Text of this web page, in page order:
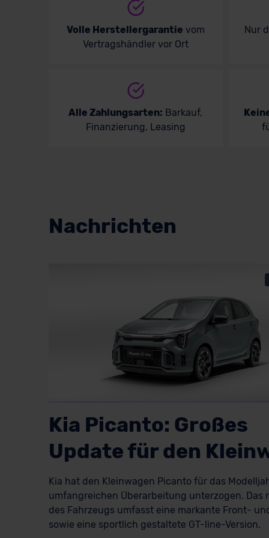
Volle Herstellergarantie vom
Vertragshändler vor Ort
Nur
Alle Zahlungsarten: Barkauf,
Finanzierung, Leasing
Nachrichten
Kia Picanto: Großes
Update für den
Kia hat den Kleinwagen Picanto für das
umfangreichen Überarbeitung unterzogen. Das
des Fahrzeugs umfasst eine markante Front-
sowie eine sportlich gestaltete GT-line-Version.